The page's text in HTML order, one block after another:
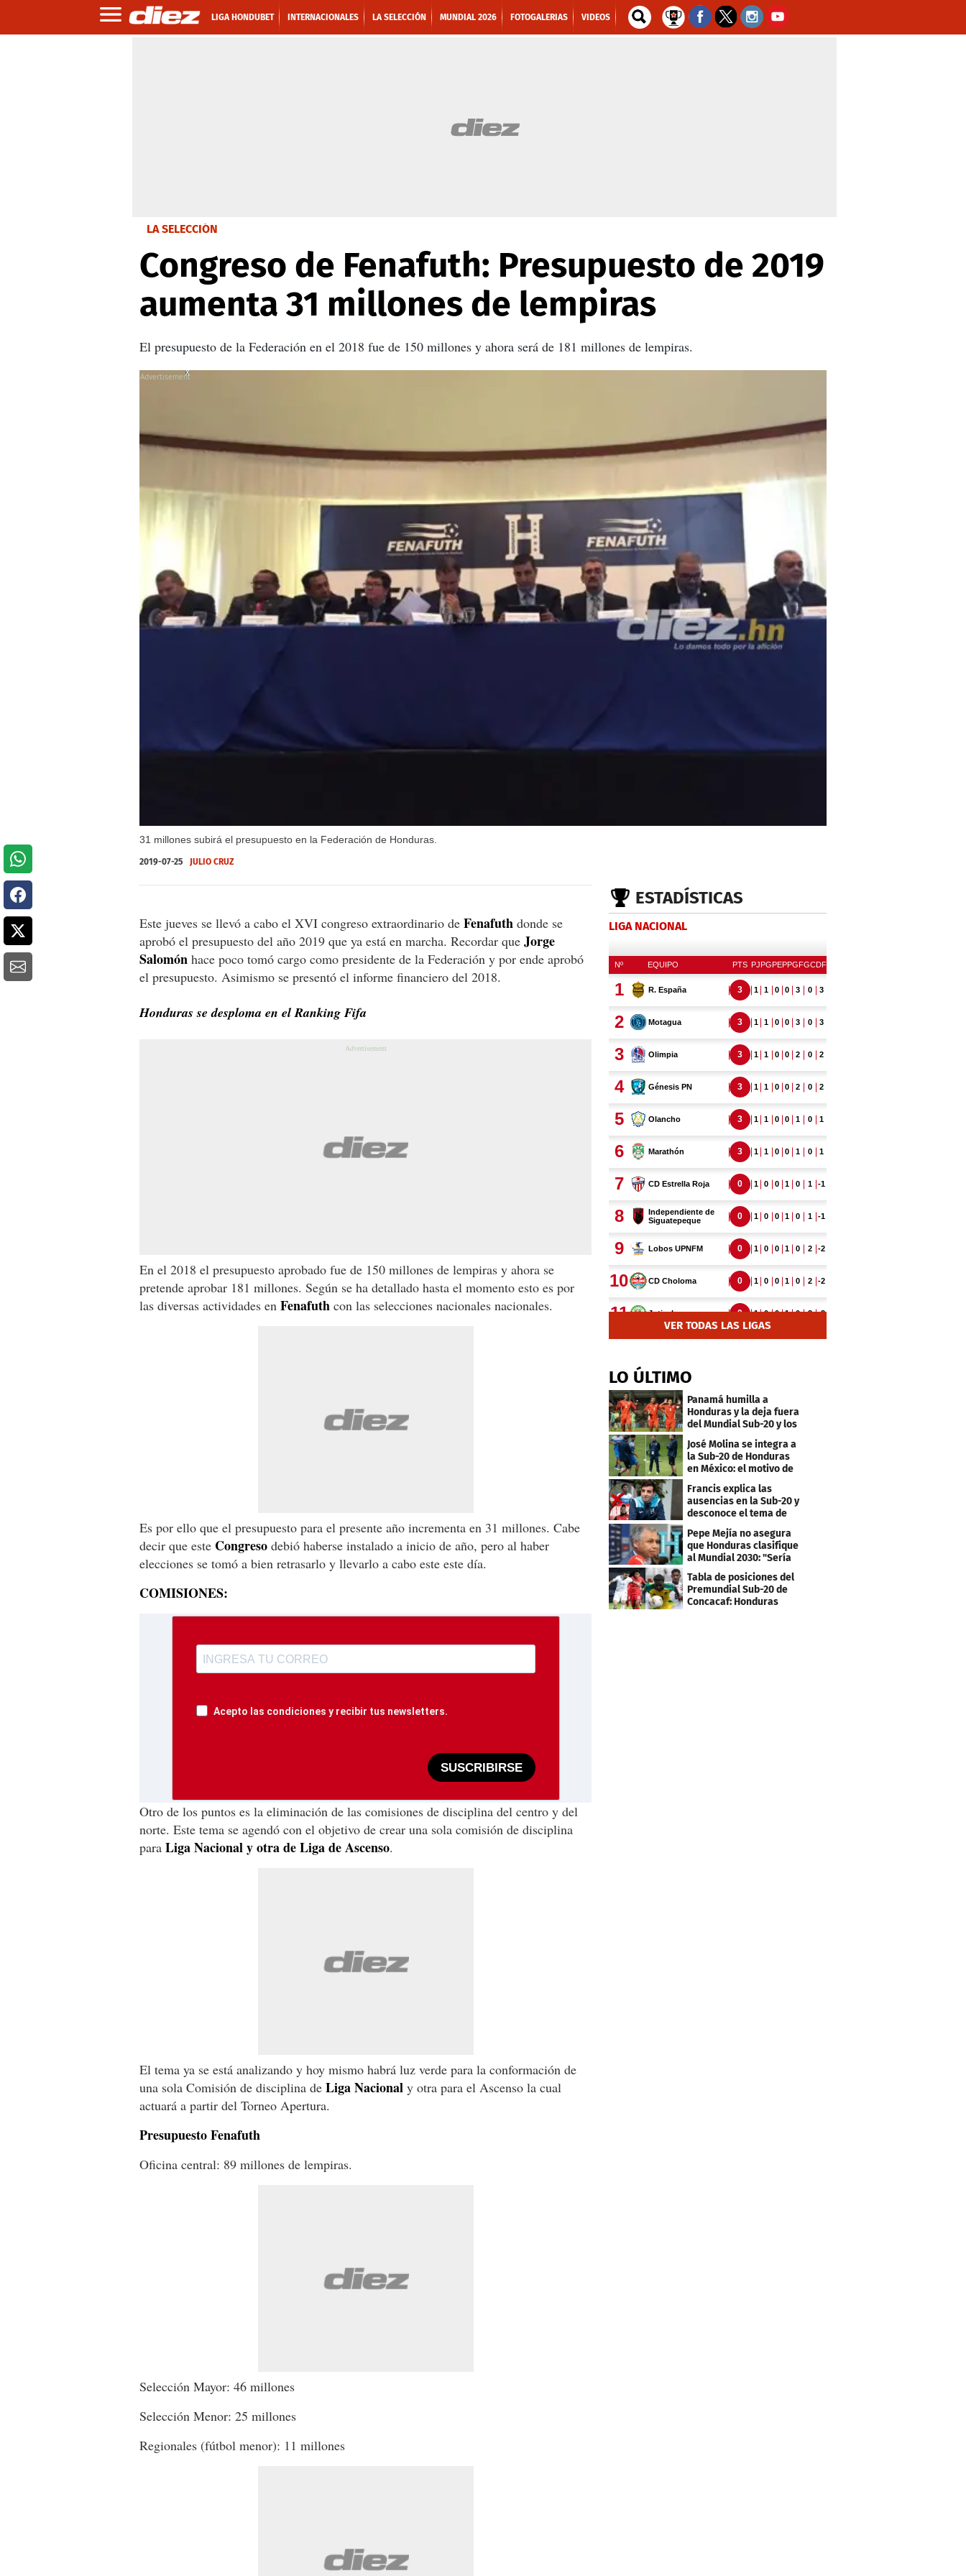
LIGA HONDUBET INTERNACIONALES LA SELECCIÓN MUNDIAL 2026 FOTOGALERIAS VIDEOS
LA SELECCIÓN
Congreso de Fenafuth: Presupuesto de 2019
aumenta 31 millones de lempiras
El presupuesto de la Federación en el 2018 fue de 150 millones y ahora será de 181 millones de lempiras.
31 millones subirá el presupuesto en la Federación de Honduras.
X
2019-07-25 JULIO CRUZ
Este jueves se llevó a cabo el XVI congreso extraordinario de Fenafuth donde se
aprobó el presupuesto del año 2019 que ya está en marcha. Recordar que Jorge
Salomón hace poco tomó cargo como presidente de la Federación y por ende aprobó
el presupuesto. Asimismo se presentó el informe financiero del 2018.
Honduras se desploma en el Ranking Fifa
En el 2018 el presupuesto aprobado fue de 150 millones de lempiras y ahora se
pretende aprobar 181 millones. Según se ha detallado hasta el momento esto es por
las diversas actividades en Fenafuth con las selecciones nacionales nacionales.
Es por ello que el presupuesto para el presente año incrementa en 31 millones. Cabe
decir que este Congreso debió haberse instalado a inicio de año, pero al haber
elecciones se tomó a bien retrasarlo y llevarlo a cabo este este día.
COMISIONES:
Acepto las condiciones y recibir tus newsletters.
SUSCRIBIRSE
Otro de los puntos es la eliminación de las comisiones de disciplina del centro y del
norte. Este tema se agendó con el objetivo de crear una sola comisión de disciplina
para Liga Nacional y otra de Liga de Ascenso.
El tema ya se está analizando y hoy mismo habrá luz verde para la conformación de
una sola Comisión de disciplina de Liga Nacional y otra para el Ascenso la cual
actuará a partir del Torneo Apertura.
Presupuesto Fenafuth
Oficina central: 89 millones de lempiras.
Selección Mayor: 46 millones
Selección Menor: 25 millones
Regionales (fútbol menor): 11 millones
ESTADÍSTICAS
LIGA NACIONAL
VER TODAS LAS LIGAS
LO ÚLTIMO
Panamá humilla a
Honduras y la deja fuera
del Mundial Sub-20 y los
Juegos Olímpicos
José Molina se integra a
la Sub-20 de Honduras
en México: el motivo de
su viaje
Francis explica las
ausencias en la Sub-20 y
desconoce el tema de
los tiktokers
Pepe Mejía no asegura
que Honduras clasifique
al Mundial 2030: "Sería
mentir"
Tabla de posiciones del
Premundial Sub-20 de
Concacaf: Honduras